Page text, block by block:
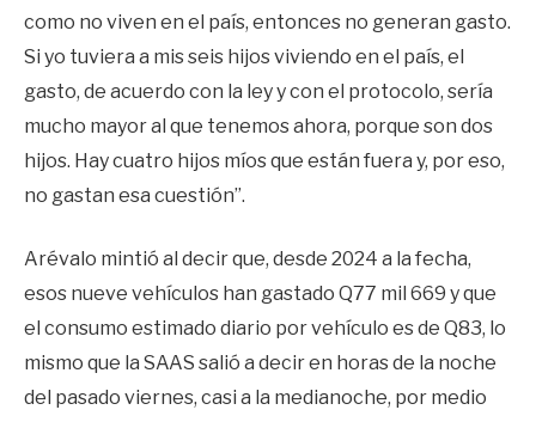
como no viven en el país, entonces no generan gasto.
Si yo tuviera a mis seis hijos viviendo en el país, el
gasto, de acuerdo con la ley y con el protocolo, sería
mucho mayor al que tenemos ahora, porque son dos
hijos. Hay cuatro hijos míos que están fuera y, por eso,
no gastan esa cuestión”.
Arévalo mintió al decir que, desde 2024 a la fecha,
esos nueve vehículos han gastado Q77 mil 669 y que
el consumo estimado diario por vehículo es de Q83, lo
mismo que la SAAS salió a decir en horas de la noche
del pasado viernes, casi a la medianoche, por medio